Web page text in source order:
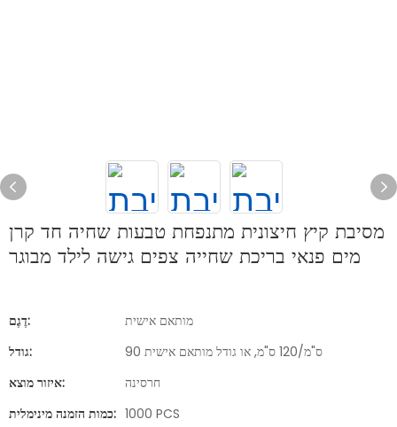
מסיבת קיץ חיצונית מתנפחת טבעות שחיה חד קרן
מים פנאי בריכת שחייה צפים גישה לילד מבוגר
דֶגֶם:
מותאם אישית
גודל:
90 ס"מ/120 ס"מ, או גודל מותאם אישית
איזור מוצא:
חרסינה
כמות הזמנה מינימלית: 1000 PCS